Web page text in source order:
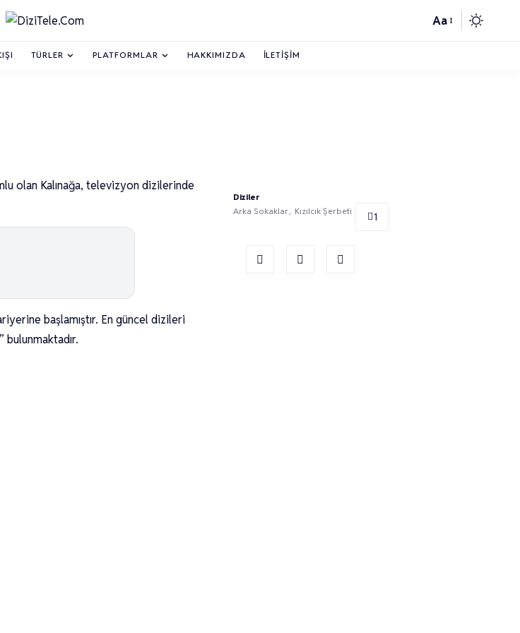
Aa
TÜRLER PLATFORMLAR HAKKIMIZDA İLETIŞIM
olan Kalınağa, televizyon dizilerinde
başlamıştır. En güncel dizileri
bulunmaktadır.
Diziler
Arka Sokaklar
Kızılcık Şerbeti 1